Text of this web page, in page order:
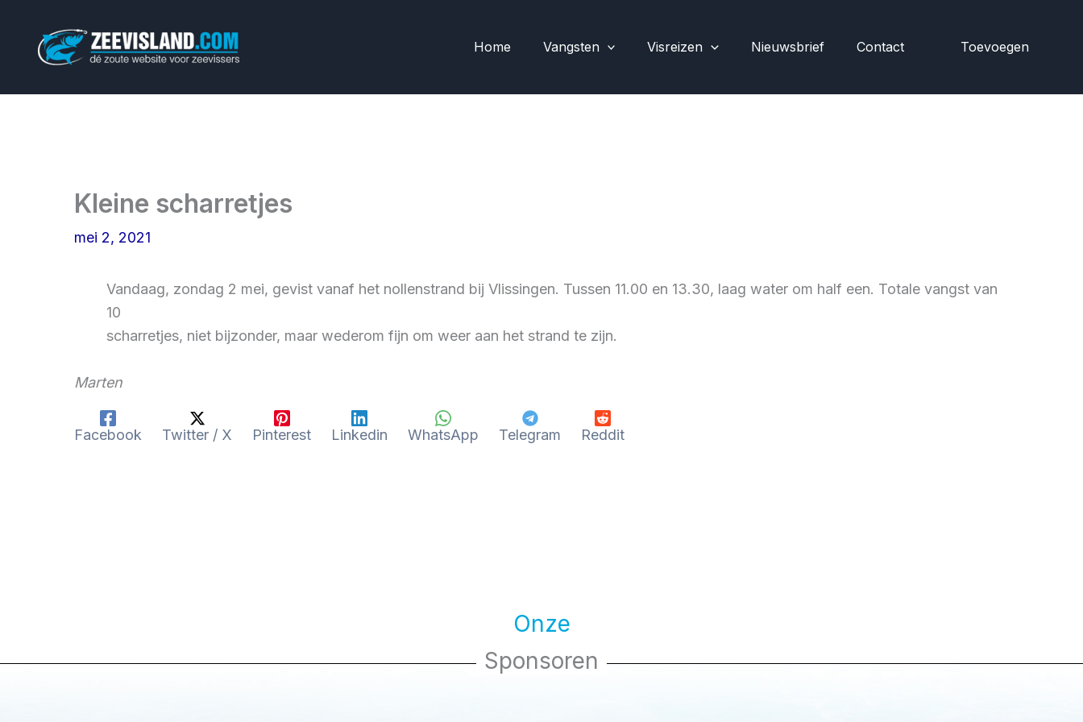
Home Vangsten Visreizen Nieuwsbrief Contact Toevoegen
Kleine scharretjes
mei 2, 2021
Vandaag, zondag 2 mei, gevist vanaf het nollenstrand bij Vlissingen. Tussen 11.00 en 13.30, laag water om half een. Totale vangst van
10
scharretjes, niet bijzonder, maar wederom fijn om weer aan het strand te zijn.
Marten
Facebook Twitter / X Pinterest Linkedin WhatsApp Telegram Reddit
Onze
Sponsoren